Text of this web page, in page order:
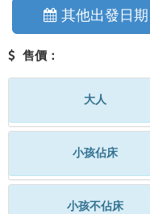
其他出發日期
售價：
大人
小孩佔床
小孩不佔床